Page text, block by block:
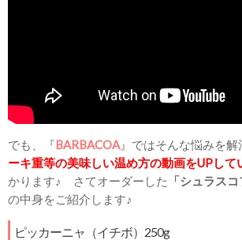
でも、『BARBACOA 』ではそんな悩みを解
ーキ重等の美味しい温め方の動画をUPして
かります♪ さてオーダーした
「シュラス
の中身をご紹介します♪
ピッカーニャ（イチボ）250g